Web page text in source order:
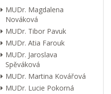
MUDr. Magdalena
Nováková
MUDr. Tibor Pavuk
MUDr. Atia Farouk
MUDr. Jaroslava
Spěváková
MUDr. Martina Kovářová
MUDr. Lucie Pokorná